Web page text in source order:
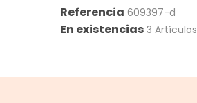
Referencia 609397-d
En existencias 3 Artículos